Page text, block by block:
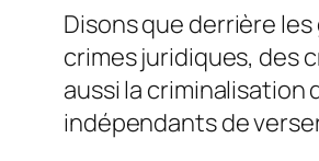
Disons que derrière
crimes juridiques, des
aussi la
indépendants de